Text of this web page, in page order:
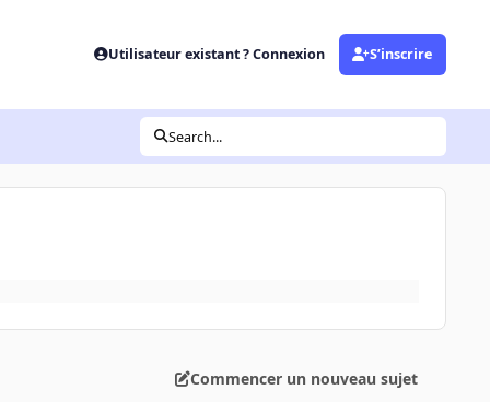
Utilisateur existant ? Connexion S’inscrire
Search...
Commencer un nouveau sujet